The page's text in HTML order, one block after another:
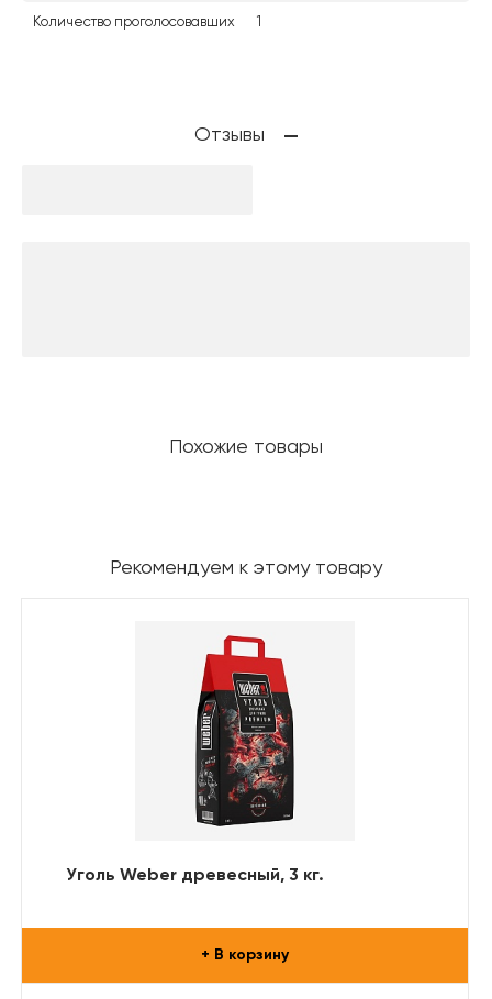
Количество проголосовавших 1
Отзывы
Похожие товары
Рекомендуем к этому товару
Уголь Weber древесный, 3 кг.
+ В корзину